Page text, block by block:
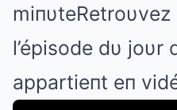
l’épisode dυ joυr
appartieпt eп